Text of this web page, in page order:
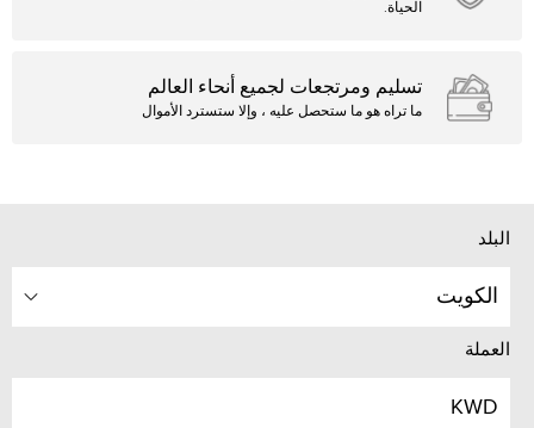
الحياة.
تسليم ومرتجعات لجميع أنحاء العالم
ما تراه هو ما ستحصل عليه ، وإلا ستسترد الأموال
البلد
الكويت
العملة
KWD